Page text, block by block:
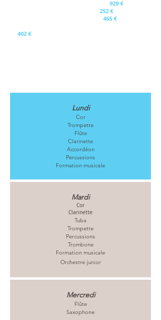
929 €
252 €
465 €
402 €
Lundi
Cor
Trompette
Flûte
Clarinette
Accordéon
Percussions
Formation musicale
Mardi
Cor
Clarinette
Tuba
Trompette
Percussions
Trombone
Formation musicale
Orchestre junior
Mercredi
Flûte
Saxophone